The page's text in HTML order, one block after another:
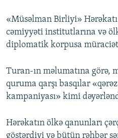
«Müsəlman Birliyi»
cəmiyyəti institutlarına və
diplomatik korpusa müraciət
Turan-ın məlumatına görə,
quruma qarşı basqılar
kampaniyası» kimi
Hərəkatın ölkə qanunları
göstərdiyi və bütün rəhbər